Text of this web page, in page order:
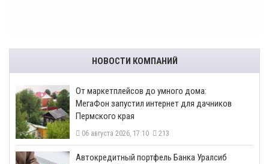
НОВОСТИ КОМПАНИЙ
От маркетплейсов до умного дома:
МегаФон запустил интернет для дачников
Пермского края
06 августа 2026, 17:10 213
​Автокредитный портфель Банка Уралсиб